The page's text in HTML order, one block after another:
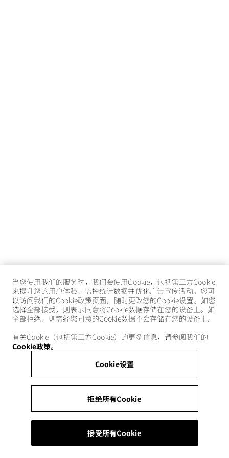
当您使用我们的服务时，我们会使用Cookie，包括第三方Cookie
来提升您的用户体验、监控统计数据并优化广告宣传活动。您可
以访问我们的Cookie政策页面，随时更改您的Cookie设置。如您
选择全部接受，则表示同意将Cookie数据存储在您的设备上。如
全部拒绝，则需经您同意的Cookie数据不会存储在您的设备上。
有关Cookie（包括第三方Cookie）的更多信息，请参阅我们的
Cookie政策。
Cookie设置
拒绝所有Cookie
接受所有Cookie